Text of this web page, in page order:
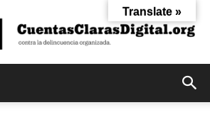
Translate »